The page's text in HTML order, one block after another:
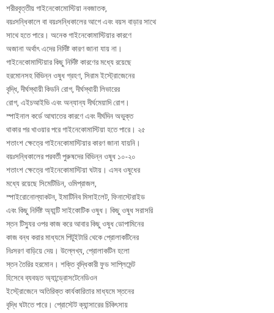
শরীরবৃত্তীয় গাইনেকোমোস্টিয়া নবজাতক,
বয়ঃসন্ধিকালে বা বয়ঃসন্ধিকালের আগে এবং বয়স বাড়ার সাথে
সাথে হতে পারে। অনেক গাইনেকোমাস্টিয়ার কারণে
অজানা অর্থাৎ এদের নির্দিষ্ট কারণ জানা যায় না।
গাইনেকোমাস্টিয়ার কিছু নির্দিষ্ট কারণের মধ্যে রয়েছে
হরমোনসহ বিভিন্ন ওষুধ গ্রহণ, সিরাম ইস্ট্রোজেনের
বৃদ্ধি, দীর্ঘস্থায়ী কিডনি রোগ, দীর্ঘস্থায়ী লিভারের
রোগ, এইচআইভি এবং অন্যান্য দীর্ঘমেয়াদি রোগ।
স্পাইনাল কর্ডে আঘাতের কারণে এবং দীর্ঘদিন অভুক্ত
থাকার পর খাওয়ার পরে গাইনেকোমাস্টিয়া হতে পারে। ২৫
শতাংশ ক্ষেত্রে গাইনেকোমাস্টিয়ার কারণ জানা যায়নি।
বয়ঃসন্ধিকালের পরবর্তী পুরুষদের বিভিন্ন ওষুধ ১০-২০
শতাংশ ক্ষেত্রে গাইনেকোমাস্টিয়া ঘটায়। এসব ওষুধের
মধ্যে রয়েছে সিমেটিডিন, ওমিপ্রাজল,
স্পাইরোনোল্যাকটন, ইমাটিনিব মিসাইলেট, ফিনাস্টেরাইড
এবং কিছু নির্দিষ্ট অ্যান্টি সাইকোটিক ওষুধ। কিছু ওষুধ সরাসরি
স্তন টিস্যুর ওপর কাজ করে আবার কিছু ওষুধ ডোপামিনের
কাজ বন্ধ করার মাধ্যমে পিটুইটারি থেকে প্রোলাকটিনের
নিঃসরণ বাড়িয়ে দেয়। উল্লেখ্য, প্রোলাকটিন হলো
স্তন তৈরির হরমোন। শক্তি বৃদ্ধিকারী ফুড সাপ্লিমেন্ট
হিসেবে ব্যবহৃত অ্যান্ড্রোসটেনেডিওন
ইস্ট্রোজেনে অতিরিক্ত কার্যকারিতার মাধ্যমে স্তনের
বৃদ্ধি ঘটাতে পারে। প্রোস্টেট ক্যান্সারের চিকিৎসায়